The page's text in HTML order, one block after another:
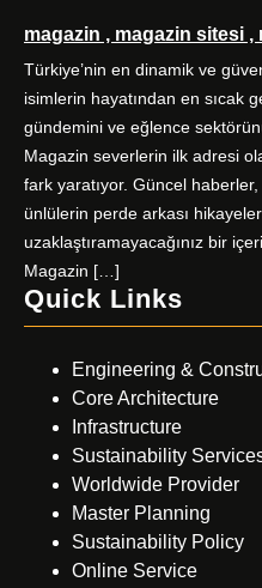
magazin , magazin sitesi ,
Türkiye’nin en dinamik ve
isimlerin hayatından en sıcak
gündemini ve eğlence
Magazin severlerin ilk adresi
fark yaratıyor. Güncel
ünlülerin perde arkası
uzaklaştıramayacağınız bir
Magazin […]
Quick Links
Engineering &
Core Architecture
Infrastructure
Sustainability
Worldwide Provider
Master Planning
Sustainability Policy
Online Service